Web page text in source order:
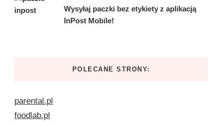
Wysyłaj paczki bez etykiety z aplikacją
InPost Mobile!
POLECANE STRONY:
parental.pl
foodlab.pl